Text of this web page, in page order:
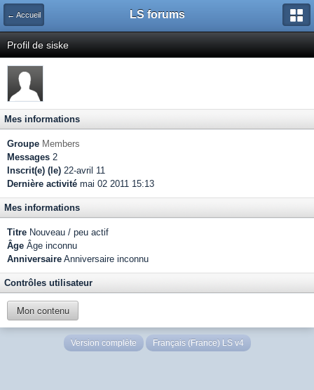
← Accueil LS forums
Profil de siske
Mes informations
Groupe Members
Messages 2
Inscrit(e) (le) 22-avril 11
Dernière activité mai 02 2011 15:13
Mes informations
Titre Nouveau / peu actif
Âge Âge inconnu
Anniversaire Anniversaire inconnu
Contrôles utilisateur
Mon contenu
Version complète Français (France) LS v4